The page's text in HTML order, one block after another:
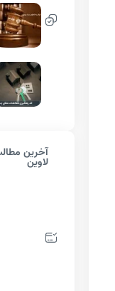
آخرین
لاوین